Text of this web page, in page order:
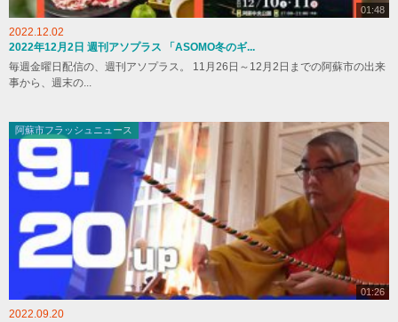
01:48
2022.12.02
2022年12月2日 週刊アソプラス 「ASOMO冬のギ...
毎週金曜日配信の、週刊アソプラス。 11月26日～12月2日までの阿蘇市の出来
事から、週末の...
阿蘇市フラッシュニュース
01:26
2022.09.20